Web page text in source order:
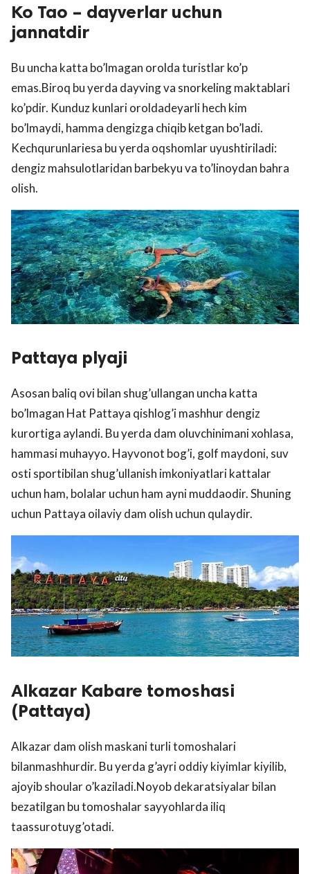
Ko Tao – dayverlar uchun
jannatdir
Bu uncha katta bo’lmagan orolda turistlar ko’p
emas.Biroq bu yerda dayving va snorkeling maktablari
ko’pdir. Kunduz kunlari oroldadeyarli hech kim
bo’lmaydi, hamma dengizga chiqib ketgan bo’ladi.
Kechqurunlariesa bu yerda oqshomlar uyushtiriladi:
dengiz mahsulotlaridan barbekyu va to’linoydan bahra
olish.
Pattaya plyaji
Asosan baliq ovi bilan shug’ullangan uncha katta
bo’lmagan Hat Pattaya qishlog’i mashhur dengiz
kurortiga aylandi. Bu yerda dam oluvchinimani xohlasa,
hammasi muhayyo. Hayvonot bog’i, golf maydoni, suv
osti sportibilan shug’ullanish imkoniyatlari kattalar
uchun ham, bolalar uchun ham ayni muddaodir. Shuning
uchun Pattaya oilaviy dam olish uchun qulaydir.
Alkazar Kabare tomoshasi
(Pattaya)
Alkazar dam olish maskani turli tomoshalari
bilanmashhurdir. Bu yerda g’ayri oddiy kiyimlar kiyilib,
ajoyib shoular o’kaziladi.Noyob dekaratsiyalar bilan
bezatilgan bu tomoshalar sayyohlarda iliq
taassurotuyg’otadi.